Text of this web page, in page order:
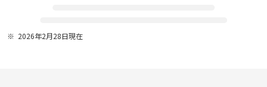
2026年2月28日現在